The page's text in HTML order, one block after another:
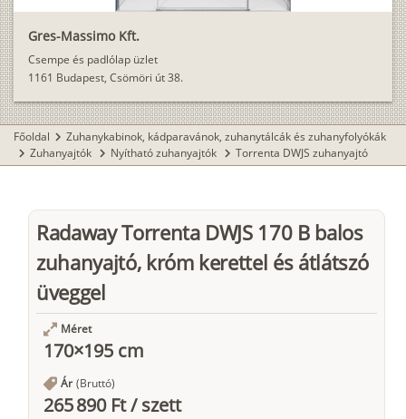
Gres-Massimo Kft.
Csempe és padlólap üzlet
1161 Budapest, Csömöri út 38.
Főoldal chevron_right Zuhanykabinok, kádparavánok, zuhanytálcák és zuhanyfolyókák
chevron_right Zuhanyajtók chevron_right Nyítható zuhanyajtók chevron_right Torrenta DWJS zuhanyajtó
Radaway Torrenta DWJS 170 B balos
zuhanyajtó, króm kerettel és átlátszó
üveggel
Méret
170×195 cm
Ár (Bruttó)
265 890 Ft/szett